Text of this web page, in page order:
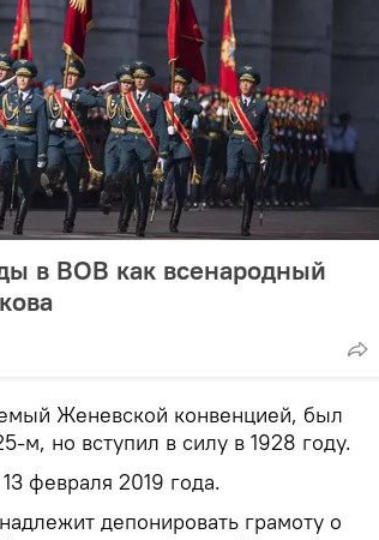
в ВОВ как всенародный
Женевской конвенцией, был
м, но вступил в силу в 1928 году.
февраля 2019 года.
депонировать грамоту о